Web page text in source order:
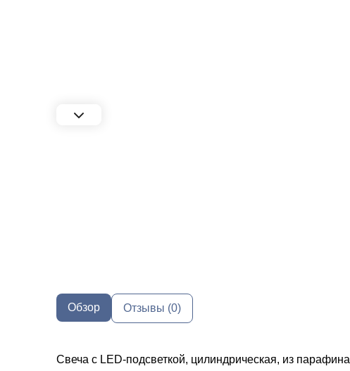
Обзор Отзывы (0)
Свеча с LED-подсветкой, цилиндрическая, из парафина